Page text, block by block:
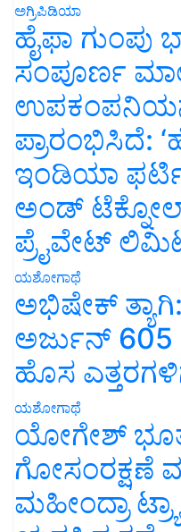
ಅಗ್ರಿಪಿಡಿಯಾ
ಹೈಫಾ ಗುಂಪು
ಸಂಪೂರ್ಣ
ಪ್ರಾರಂಭಿಸಿದೆ:
ಇಂಡಿಯಾ
ಅಂಡ್
ಪ್ರೈವೇಟ್
ಯಶೋಗಾಥೆ
ಅಭಿಷೇಕ್
ಅರ್ಜುನ್ 605
ಹೊಸ
ಯಶೋಗಾಥೆ
ಯೋಗೇಶ್
ಗೋಸಂರಕ್ಷಣೆ
ಮಹೀಂದ್ರಾ